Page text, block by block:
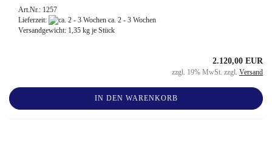
Art.Nr.: 1257
Lieferzeit:
ca. 2 - 3 Wochen
Versandgewicht: 1,35 kg je Stück
2.120,00 EUR
zzgl. 19% MwSt. zzgl. Versand
IN DEN WARENKORB